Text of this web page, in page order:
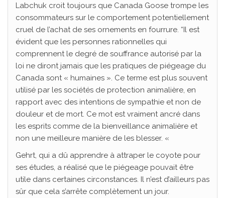
Labchuk croit toujours que Canada Goose trompe les
consommateurs sur le comportement potentiellement
cruel de l’achat de ses ornements en fourrure. “Il est
évident que les personnes rationnelles qui
comprennent le degré de souffrance autorisé par la
loi ne diront jamais que les pratiques de piégeage du
Canada sont « humaines ». Ce terme est plus souvent
utilisé par les sociétés de protection animalière, en
rapport avec des intentions de sympathie et non de
douleur et de mort. Ce mot est vraiment ancré dans
les esprits comme de la bienveillance animalière et
non une meilleure manière de les blesser. «
Gehrt, qui a dû apprendre à attraper le coyote pour
ses études, a réalisé que le piégeage pouvait être
utile dans certaines circonstances. Il n’est d’ailleurs pas
sûr que cela s’arrête complètement un jour.